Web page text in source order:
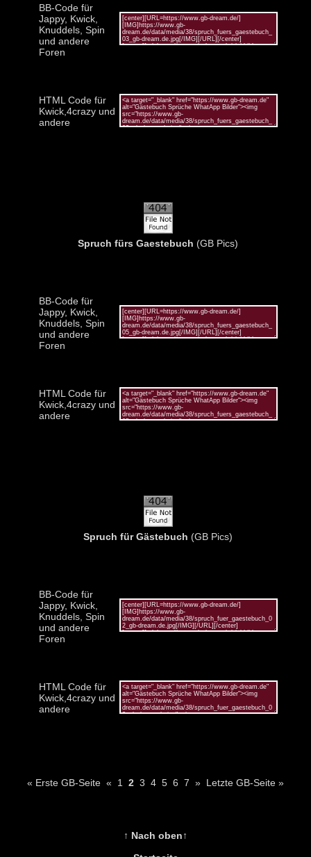
BB-Code für
Jappy, Kwick,
Knuddels, Spin
und andere
Foren
HTML Code für
Kwick,4crazy und
andere
Spruch fürs Gaestebuch (GB Pics)
BB-Code für
Jappy, Kwick,
Knuddels, Spin
und andere
Foren
HTML Code für
Kwick,4crazy und
andere
Spruch für Gästebuch (GB Pics)
BB-Code für
Jappy, Kwick,
Knuddels, Spin
und andere
Foren
HTML Code für
Kwick,4crazy und
andere
« Erste GB-Seite « 1 2 3 4 5 6 7 » Letzte GB-Seite »
↑ Nach oben↑